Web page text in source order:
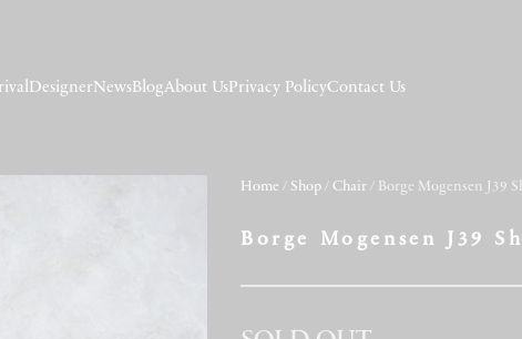
DesignerNewsBlogAbout UsPrivacy PolicyContact Us
Home / Shop / Chair / Borge Mogensen J39
Borge Mogensen J39